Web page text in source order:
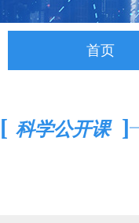
首页
[ 科学公开课 ]